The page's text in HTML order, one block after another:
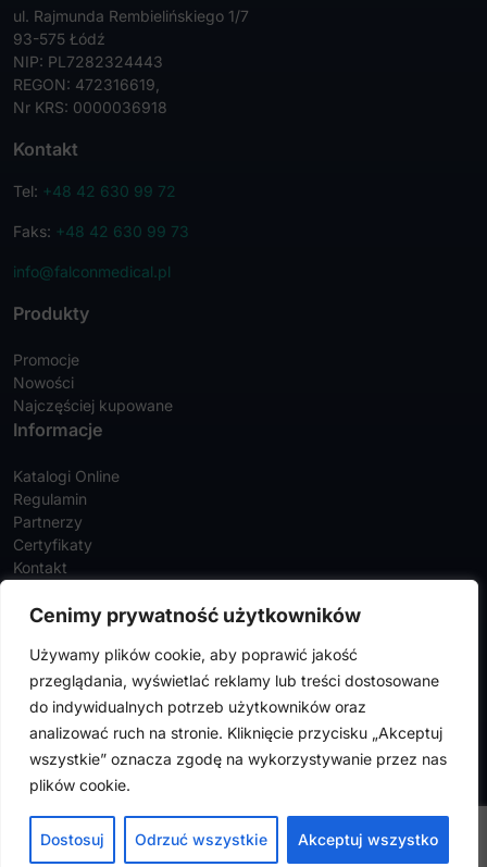
Cenimy prywatność użytkowników
Używamy plików cookie, aby poprawić jakość
przeglądania, wyświetlać reklamy lub treści dostosowane
do indywidualnych potrzeb użytkowników oraz
analizować ruch na stronie. Kliknięcie przycisku „Akceptuj
wszystkie” oznacza zgodę na wykorzystywanie przez nas
plików cookie.
Dostosuj Odrzuć wszystkie Akceptuj wszystko
ul. Rajmunda Rembielińskiego 1/7
93-575 Łódź
NIP: PL7282324443
REGON: 472316619,
Nr KRS: 0000036918
Kontakt
Tel: +48 42 630 99 72
Faks: +48 42 630 99 73
info@falconmedical.pl
Produkty
Promocje
Nowości
Najczęściej kupowane
Informacje
Katalogi Online
Regulamin
Partnerzy
Certyfikaty
Kontakt
Zamówienia
Adresy
FalconMedical © 2024. Wszystkie prawa zastrzeżone |
prywatności|Polityka cookies
Design byVENTI